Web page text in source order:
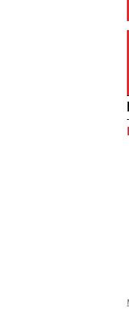
Bomba decenije: Rodri